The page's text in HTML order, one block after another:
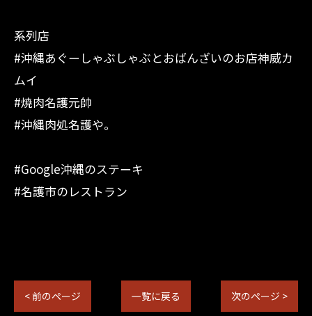
系列店
#沖縄あぐーしゃぶしゃぶとおばんざいのお店神威カ
ムイ
#焼肉名護元帥
#沖縄肉処名護や。
#Google沖縄のステーキ
#名護市のレストラン
< 前のページ 一覧に戻る 次のページ >